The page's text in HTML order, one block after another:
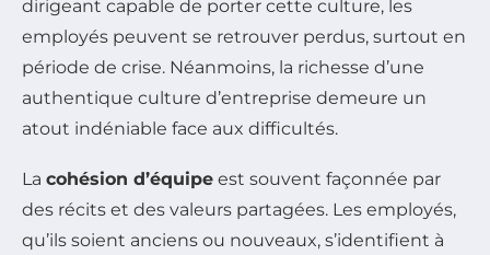
dirigeant capable de porter cette culture, les
employés peuvent se retrouver perdus, surtout en
période de crise. Néanmoins, la richesse d’une
authentique culture d’entreprise demeure un
atout indéniable face aux difficultés.
La cohésion d’équipe est souvent façonnée par
des récits et des valeurs partagées. Les employés,
qu’ils soient anciens ou nouveaux, s’identifient à